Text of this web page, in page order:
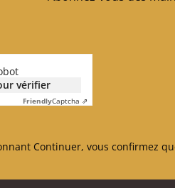
vérifier
FriendlyCaptcha ⇗
Continuer, vous confirmez